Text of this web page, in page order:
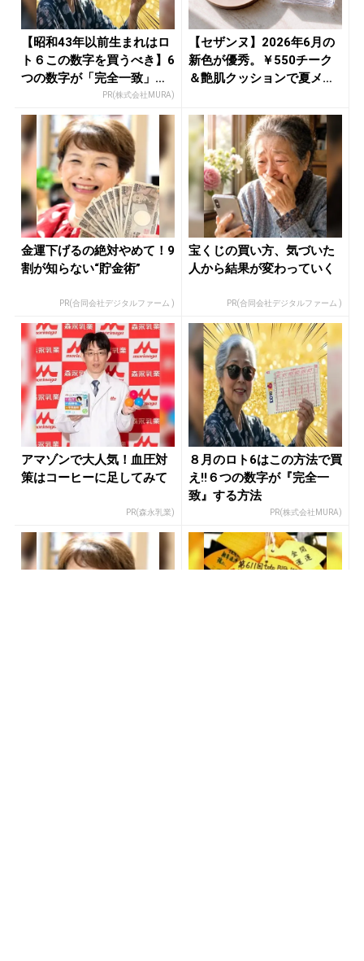
【昭和43年以前生まれはロ
ト６この数字を買うべき】6
つの数字が「完全一致」す
PR(株式会社MURA)
【セザンヌ】2026年6月の
新色が優秀。￥550チーク
＆艶肌クッションで夏メイ
金運下げるの絶対やめて！9
割が知らない“貯金術”
PR(合同会社デジタルファーム )
宝くじの買い方、気づいた
人から結果が変わっていく
PR(合同会社デジタルファーム )
アマゾンで大人気！血圧対
策はコーヒーに足してみて
PR(森永乳業)
８月のロト6はこの方法で買
え!!６つの数字が『完全一
致』する方法
PR(株式会社MURA)